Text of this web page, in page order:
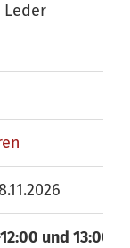
und 13:00-